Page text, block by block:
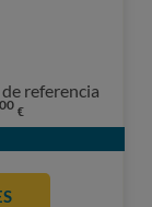
referencia
00 €